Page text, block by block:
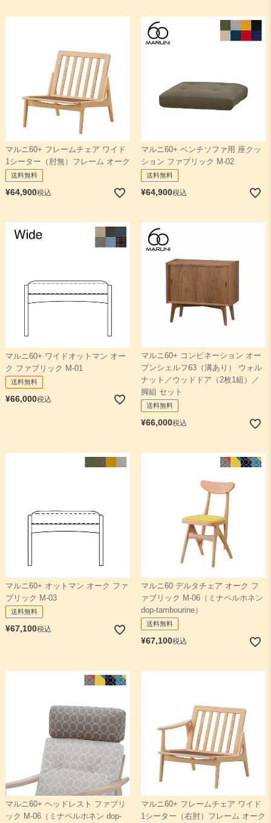
マルニ60+ フレームチェア ワイド
1シーター（肘無）フレーム オーク
送料無料
¥64,900税込
マルニ60+ ベンチソファ用 座クッ
ション ファブリック M-02
送料無料
¥64,900税込
マルニ60+ ワイドオットマン オー
ク ファブリック M-01
送料無料
¥66,000税込
マルニ60+ コンビネーション オー
プンシェルフ63（溝あり） ウォル
ナット／ウッドドア（2枚1組）／
脚組 セット
送料無料
¥66,000税込
マルニ60+ オットマン オーク ファ
ブリック M-03
送料無料
¥67,100税込
マルニ60 デルタチェア オーク フ
ァブリック M-06（ミナペルホネン
dop-tambourine）
送料無料
¥67,100税込
マルニ60+ ヘッドレスト ファブリ
ック M-06（ミナペルホネン dop-
マルニ60+ フレームチェア ワイド
1シーター（右肘）フレーム オーク